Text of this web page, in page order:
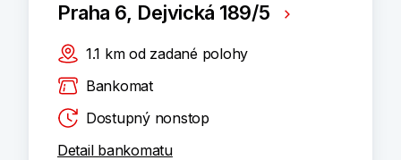
Praha 6, Dejvická 189/5
1.1 km od zadané polohy
Bankomat
Dostupný nonstop
Detail bankomatu